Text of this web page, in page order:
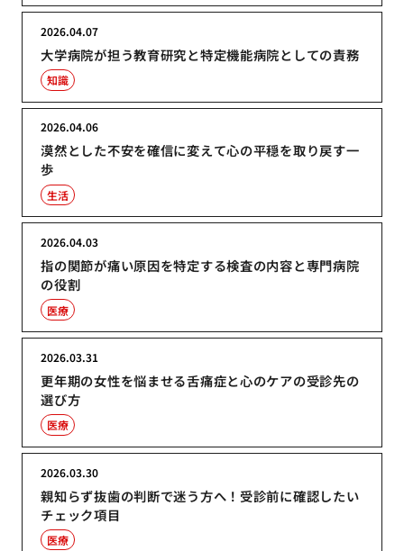
大学病院が担う教育研究と特定機能病院としての責務
2026.04.07
知識
漠然とした不安を確信に変えて心の平穏を取り戻す一
歩
2026.04.06
生活
指の関節が痛い原因を特定する検査の内容と専門病院
の役割
2026.04.03
医療
更年期の女性を悩ませる舌痛症と心のケアの受診先の
選び方
2026.03.31
医療
親知らず抜歯の判断で迷う方へ！受診前に確認したい
チェック項目
2026.03.30
医療